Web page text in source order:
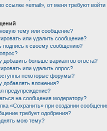
ссылке «email», от меня требуют
тему или сообщение?
или удалить сообщение?
подпись к своему сообщению?
добавить больше вариантов ответа?
или удалить опрос?
некоторые форумы?
добавлять вложения?
предупреждение?
на сообщения модератору?
«Сохранить» при создании
требует одобрения?
мою тему?